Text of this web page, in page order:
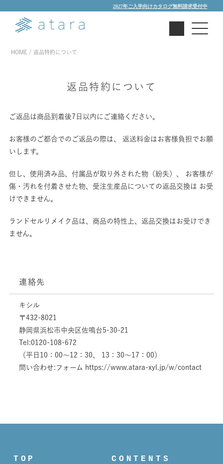
2027年ご入学向けカタログ無料請求受付中
HOME 返品特約について
返品特約について
ご返品は商品到着後7日以内にご連絡ください。
お客様のご都合でのご返品の際は、 返送料金はお客様負担でお願
いします。
但し、使用済み品、付属品が取り外された物（紛失）、 お客様が
傷・汚れを付着させた物、受注生産品についての返品交換は お受
けできません。
ランドセルリメイク品は、商品の特性上、返品交換はお受けでき
ません。
連絡先
キシル
〒432-8021
静岡県浜松市中央区佐鳴台5-30-21
Tel:0120-108-672
（平日10：00～12：30、 13：30～17：00）
問い合わせ: フォーム https://www.atara-xyl.jp/w/contact
TOP CONTENTS